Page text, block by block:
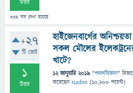
উত্তর
334 বার দেখা হয়েছে
+27
টি ভোট
1
উত্তর
হাইজেনবার্গের
সকল মৌলের ইলেকট্রনের
খাটে?
12 জানুয়ারি 2019 "পদার্থবিজ্ঞান"
করেছেনNadim (10,200 পয়েন্ট)